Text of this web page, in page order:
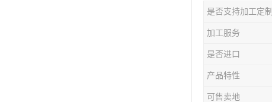
是否支持加工定制
加工服务
是否进口
产品特性
可售卖地